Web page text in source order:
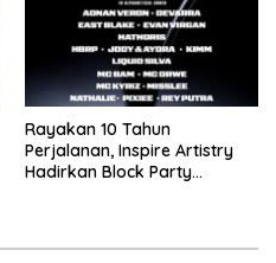
Rayakan 10 Tahun
Perjalanan, Inspire Artistry
Hadirkan Block Party